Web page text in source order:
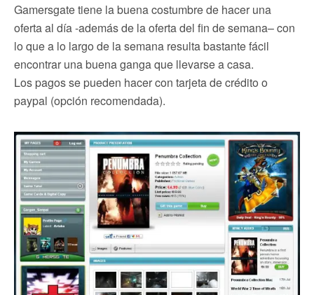
Gamersgate tiene la buena costumbre de hacer una
oferta al día -además de la oferta del fin de semana– con
lo que a lo largo de la semana resulta bastante fácil
encontrar una buena ganga que llevarse a casa.
Los pagos se pueden hacer con tarjeta de crédito o
paypal (opción recomendada).